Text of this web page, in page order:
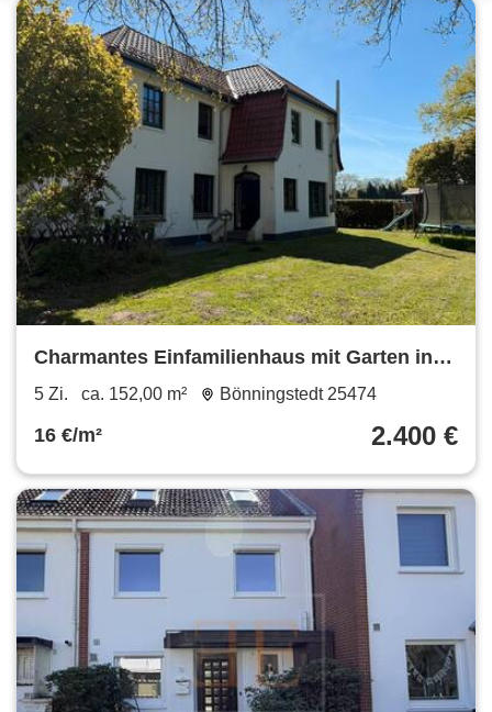
Charmantes Einfamilienhaus mit Garten in
Bönningstedt - Ab sofort
5 Zi. ca. 152,00 m² Bönningstedt 25474
16 €/m² 2.400 €